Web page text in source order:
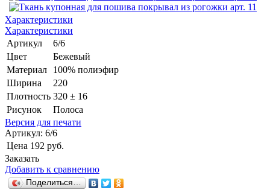
Характеристики
Характеристики
Артикул
6/6
Цвет
Бежевый
Материал
100% полиэфир
Ширина
220
Плотность 320 ± 16
Рисунок
Полоса
Версия для печати
Артикул: 6/6
Цена 192 руб.
Заказать
Добавить к сравнению
Поделиться…